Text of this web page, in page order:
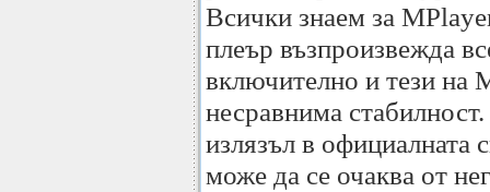
Всички знаем за
плеър възпроизвежда
включително и тези на
несравнима
излязъл в официалната
може да се очаква от